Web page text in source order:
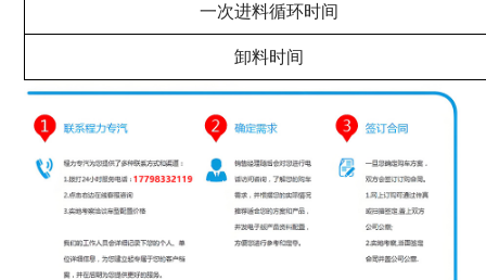
一次进料循环时间
卸料时间